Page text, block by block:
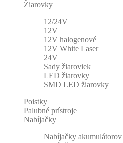
Žiarovky
12/24V
12V
12V halogenové
12V White Laser
24V
Sady žiaroviek
LED žiarovky
SMD LED žiarovky
Poistky
Palubné prístroje
Nabíjačky
Nabíjačky akumulátorov